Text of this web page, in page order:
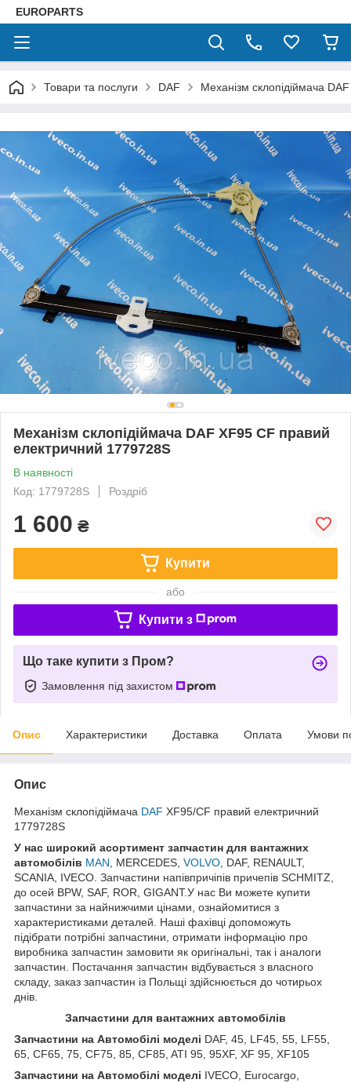
EUROPARTS
Товари та послуги DAF Механізм склопідіймача
Механізм склопідіймача DAF XF95 CF правий
електричний 1779728S
В наявності
Код: 1779728S
Роздріб
1 600 ₴
Купити
або
Купити з
Що таке купити з Пром?
Замовлення під захистом
Опис Характеристики Доставка Оплата Умови
Опис
Механізм склопідіймача DAF XF95/CF правий електричний
1779728S
У нас широкий асортимент запчастин для вантажних
автомобілів MAN , MERCEDES, VOLVO , DAF, RENAULT,
SCANIA, IVECO. Запчастини напівпричіпів причепів SCHMITZ,
до осей BPW, SAF, ROR, GIGANT.У нас Ви можете купити
запчастини за найнижчими цінами, ознайомитися з
характеристиками деталей. Наші фахівці допоможуть
підібрати потрібні запчастини, отримати інформацію про
виробника запчастин замовити як оригінальні, так і аналоги
запчастин. Постачання запчастин відбувається з власного
складу, заказ запчастин із Польщі здійснюється до чотирьох
днів.
Запчастини для вантажних автомобілів
Запчастини на Автомобілі моделі DAF, 45, LF45, 55, LF55,
65, CF65, 75, CF75, 85, CF85, ATI 95, 95XF, XF 95, XF105
Запчастини на Автомобілі моделі IVECO, Eurocargo,